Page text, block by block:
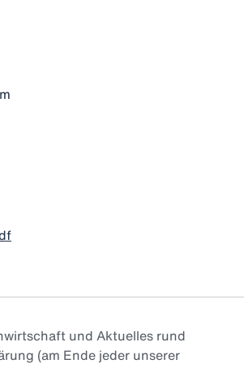
und Aktuelles rund
(am Ende jeder unserer